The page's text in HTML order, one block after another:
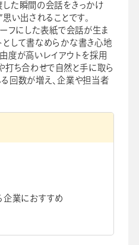
ービス
リシー
した瞬間の会話をきっかけ
い出されることです。
フにした表紙で会話が生ま
として書なめらかな書き心地
度が高いレイアウトを採用
打ち合わせで自然と手に取ら
回数が増え、企業や担当者
企業におすすめ